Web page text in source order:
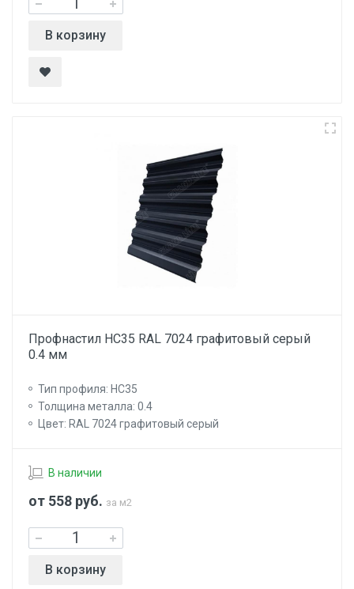
В корзину
Профнастил НС35 RAL 7024 графитовый серый
0.4 мм
Тип профиля: НС35
Толщина металла: 0.4
Цвет: RAL 7024 графитовый серый
В наличии
от 558 руб. за м2
В корзину